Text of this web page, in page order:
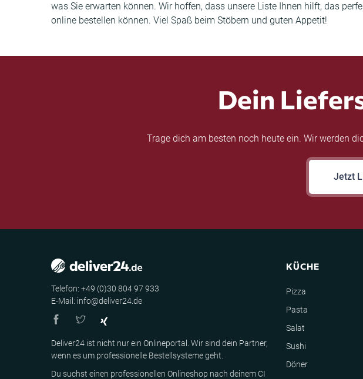
was Sie erwarten können. Wir hoffen, dass unsere Liste Ihnen hilft, das
online bestellen können. Viel Spaß beim Stöbern und guten Appetit!
Dein
Trage dich am besten noch heute ein. Wir werden
Jetzt
Telefon: +49 (0)30 804 97 933
E-Mail: info@deliver24.de
Deliver24 ist nicht nur ein Onlineportal. Wir sind dein Partner,
wenn es um professionelle Bestellsysteme geht.
Du suchst einen professionellen Onlineshop nach deinem CI
KÜCHE
Pizza
Pasta
Salat
Sushi
Döner